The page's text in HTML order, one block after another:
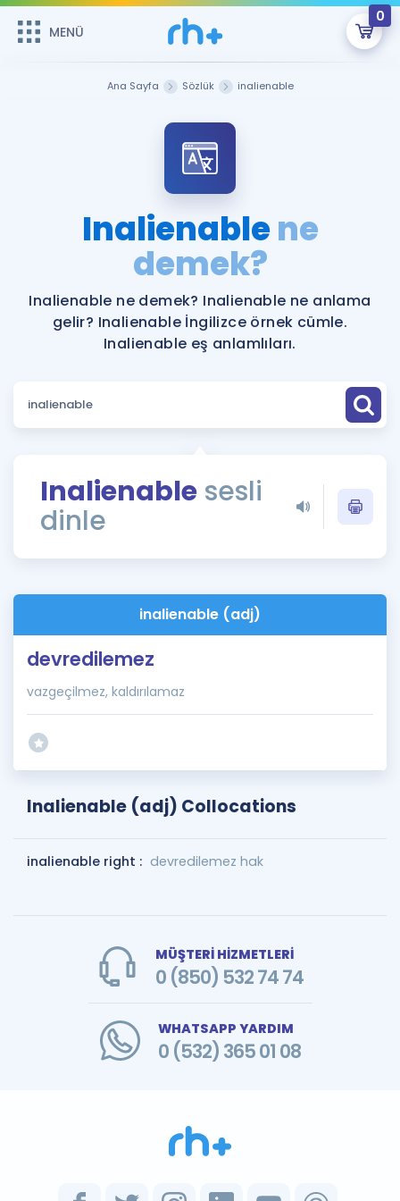
MENÜ
0
Şifremi Hatırlamıyorum
Sepetin Şu An Boş.
Remzi Hoca ile seni sınava hazırlayacak onlarca eğitim seni
bekliyor!
MENÜ
Katılımcı Görüşleri
Faydalı Araçlar
Ücretsiz Kaynaklar
ÖSYM Sınav Takvimi
Kampanyalar
İngilizce Gramer
İngilizce Gramer
Ana Sayfa Sözlük inalienable
Inalienablene
demek?
Inalienable ne demek? Inalienable ne anlama
gelir? Inalienable İngilizce örnek cümle.
Inalienable eş anlamlıları.
Inalienable sesli
dinle
inalienable (adj)
devredilemez
vazgeçilmez, kaldırılamaz
Inalienable (adj) Collocations
inalienable right : devredilemez hak
MÜŞTERİ HİZMETLERİ
0 (850) 532 74 74
WHATSAPP YARDIM
0 (532) 365 01 08